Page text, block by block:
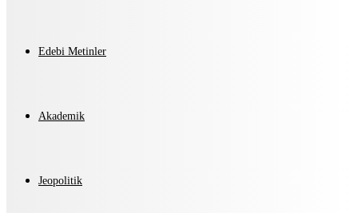
Edebi Metinler
Akademik
Jeopolitik